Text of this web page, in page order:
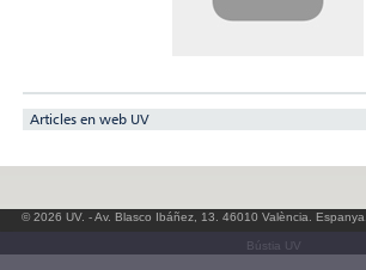
Articles en web UV
© 2026 UV. - Av. Blasco Ibáñez, 13. 46010 València.
Bústia UV